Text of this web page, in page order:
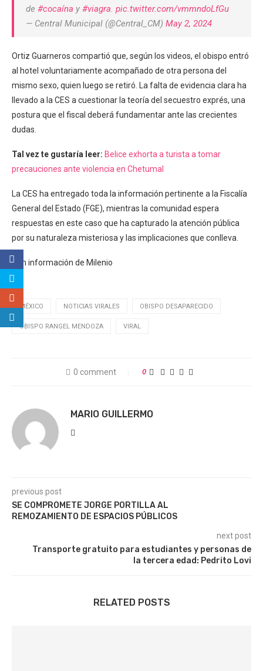
de #cocaína y #viagra. pic.twitter.com/vmmndoLfGu
— Central Municipal (@Central_CM) May 2, 2024
Ortiz Guarneros compartió que, según los videos, el obispo entró
al hotel voluntariamente acompañado de otra persona del
mismo sexo, quien luego se retiró. La falta de evidencia clara ha
llevado a la CES a cuestionar la teoría del secuestro exprés, una
postura que el fiscal deberá fundamentar ante las crecientes
dudas.
Tal vez te gustaría leer: Belice exhorta a turista a tomar
precauciones ante violencia en Chetumal
La CES ha entregado toda la información pertinente a la Fiscalía
General del Estado (FGE), mientras la comunidad espera
respuestas en este caso que ha capturado la atención pública
por su naturaleza misteriosa y las implicaciones que conlleva.
Con información de Milenio
MÉXICO NOTICIAS VIRALES OBISPO DESAPARECIDO
OBISPO RANGEL MENDOZA VIRAL
0 comment 0
MARIO GUILLERMO
previous post
SE COMPROMETE JORGE PORTILLA AL
REMOZAMIENTO DE ESPACIOS PÚBLICOS
next post
Transporte gratuito para estudiantes y personas de
la tercera edad: Pedrito Lovi
RELATED POSTS